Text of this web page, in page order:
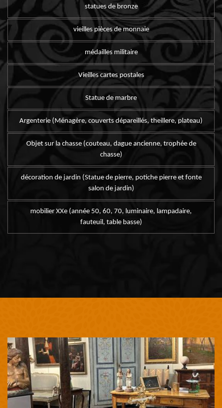
statues de bronze
vieilles pièces de monnaie
médailles militaire
Vieilles cartes postales
Statue de marbre
Argenterie (Ménagère, couverts dépareillés, theillere, plateau)
Objet sur la chasse (couteau, dague ancienne, trophée de
chasse)
décoration de jardin (Statue de pierre, potiche pierre et fonte
salon de jardin)
mobilier XXe (année 50, 60, 70, luminaire, lampadaire,
fauteuil, table basse)